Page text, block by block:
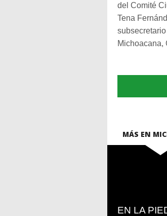
del Comité
Tena
Michoacana,
MÁS EN
EN LA